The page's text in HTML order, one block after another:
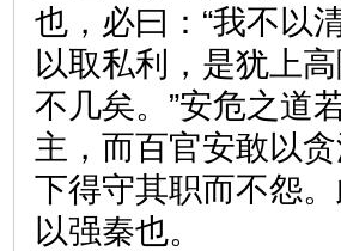
也，必曰：“我不以
以取私利，是犹上
不几矣。”安危之道
主，而百官安敢以
下得守其职而不怨
以强秦也。